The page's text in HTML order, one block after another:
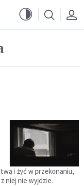
i żyć w przekonaniu,
niej nie wyjdzie.